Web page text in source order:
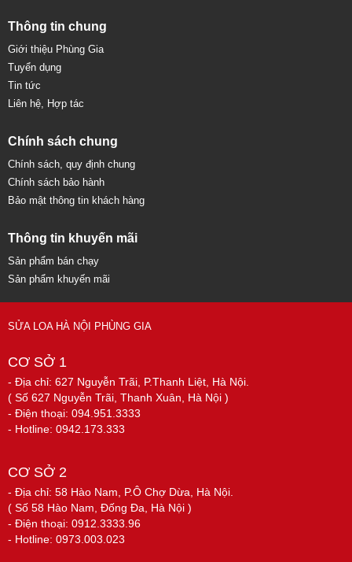
Thông tin chung
Giới thiệu Phùng Gia
Tuyển dụng
Tin tức
Liên hệ, Hợp tác
Chính sách chung
Chính sách, quy định chung
Chính sách bảo hành
Bảo mật thông tin khách hàng
Thông tin khuyến mãi
Sản phẩm bán chạy
Sản phẩm khuyến mãi
SỬA LOA HÀ NỘI PHÙNG GIA
CƠ SỞ 1
- Địa chỉ: 627 Nguyễn Trãi, P.Thanh Liệt, Hà Nội.
( Số 627 Nguyễn Trãi, Thanh Xuân, Hà Nội )
- Điện thoại: 094.951.3333
- Hotline: 0942.173.333
CƠ SỞ 2
- Địa chỉ: 58 Hào Nam, P.Ô Chợ Dừa, Hà Nội.
( Số 58 Hào Nam, Đống Đa, Hà Nội )
- Điện thoại: 0912.3333.96
- Hotline: 0973.003.023